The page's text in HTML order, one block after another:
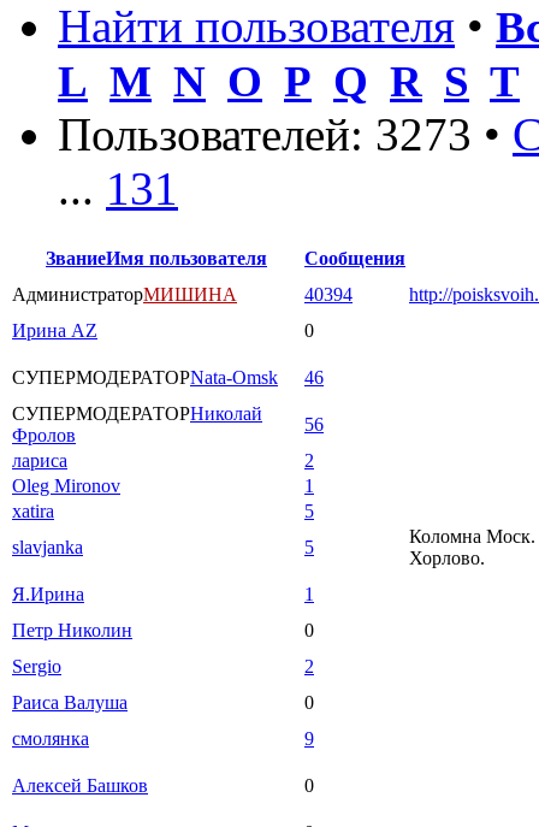
Найти пользователя •
L M N O P Q R S T
Пользователей: 3273 •
... 131
ЗваниеИмя пользователя
Сообщения
АдминистраторМИШИНА 40394
http://
Ирина AZ
0
СУПЕРМОДЕРАТОРNata-Omsk
46
СУПЕРМОДЕРАТОРНиколай
Фролов
56
лариса
2
Oleg Mironov
1
xatira
5
slavjanka
5
Коломна Моск.
Хорлово.
Я.Ирина
1
Петр Николин
0
Sergio
2
Раиса Валуша
0
смолянка
9
Алексей Башков 0